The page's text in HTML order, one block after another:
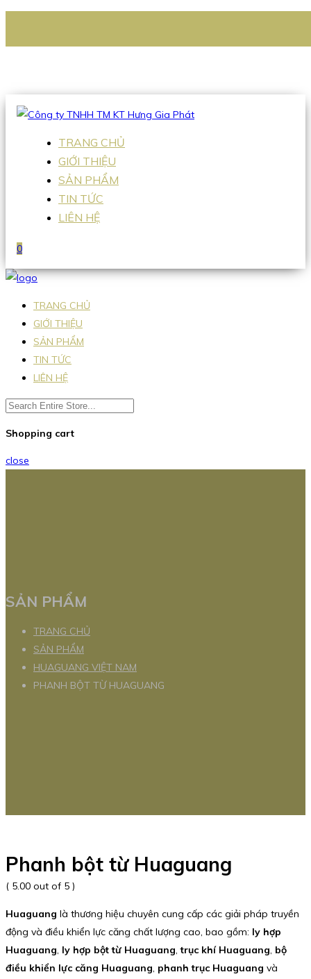
Hotline:0938 336 079
TRANG CHỦ
GIỚI THIỆU
SẢN PHẨM
TIN TỨC
LIÊN HỆ
0
TRANG CHỦ
GIỚI THIỆU
SẢN PHẨM
TIN TỨC
LIÊN HỆ
Shopping cart
close
SẢN PHẨM
TRANG CHỦ
SẢN PHẨM
HUAGUANG VIỆT NAM
PHANH BỘT TỪ HUAGUANG
Phanh bột từ Huaguang
( 5.00 out of 5 )
Huaguang là thương hiệu chuyên cung cấp các giải pháp truyền
động và điều khiển lực căng chất lượng cao, bao gồm: ly hợp
Huaguang, ly hợp bột từ Huaguang,trục khí Huaguang, bộ
điều khiển lực căng Huaguang, phanh trục Huaguang và